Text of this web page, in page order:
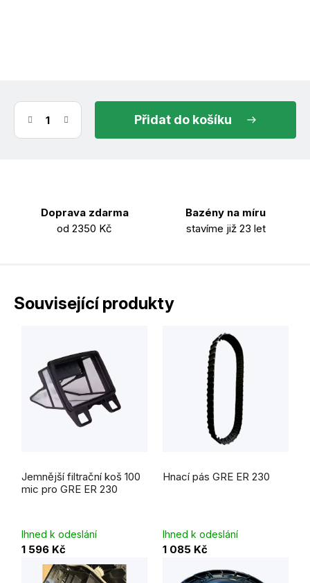
do košíku
Doprava zdarma
od 2350 Kč
Bazény na míru
stavíme již 23 let
Související produkty
Jemnější filtrační koš 100
mic pro GRE ER 230
Ihned k odeslání
1 596 Kč
Hnací pás GRE ER 230
Ihned k odeslání
1 085 Kč